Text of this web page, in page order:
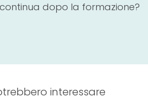
dopo la formazione?
interessare